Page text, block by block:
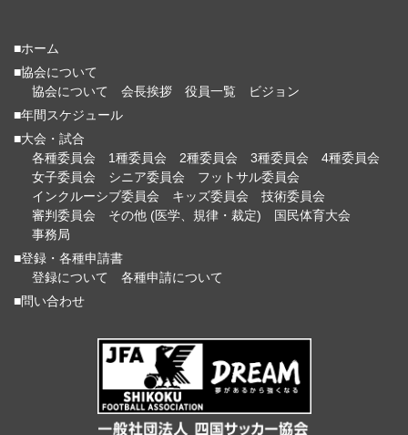
■ホーム
■協会について
協会について
会長挨拶 役員一覧
ビジョン
■年間スケジュール
■大会・試合
各種委員会
1種委員会 2種委員会 3種委員会
4種委員会
女子委員会
シニア委員会
フットサル委員会
インクルーシブ委員会
キッズ委員会
技術委員会
審判委員会
その他 (医学、規律・裁定)
国民体育大会
事務局
■登録・各種申請書
登録について
各種申請について
■問い合わせ